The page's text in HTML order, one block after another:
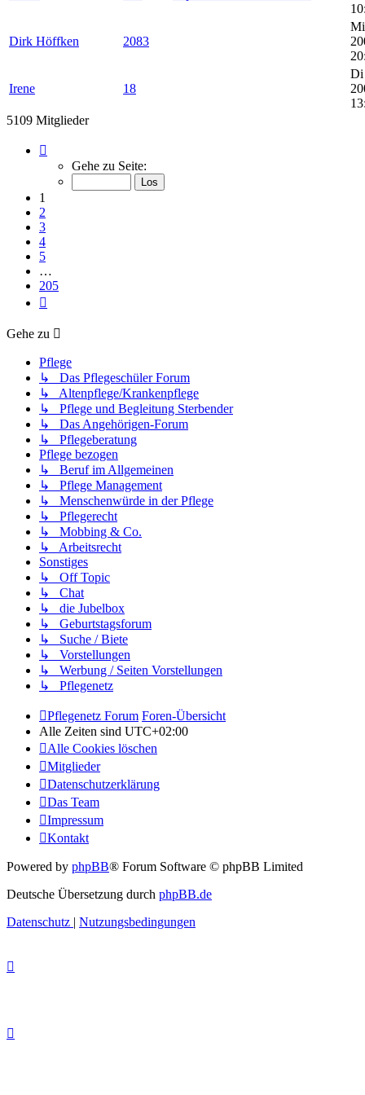
Dirk Höffken 2083
Irene 18
Di
5109 Mitglieder
von
Gehe zu Seite:
1
2
3
4
5
…
205
Gehe zu
Pflege
↳ Das Pflegeschüler Forum
↳ Altenpflege/Krankenpflege
↳ Pflege und Begleitung Sterbender
↳ Das Angehörigen-Forum
↳ Pflegeberatung
Pflege bezogen
↳ Beruf im Allgemeinen
↳ Pflege Management
↳ Menschenwürde in der Pflege
↳ Pflegerecht
↳ Mobbing & Co.
↳ Arbeitsrecht
Sonstiges
↳ Off Topic
↳ Chat
↳ die Jubelbox
↳ Geburtstagsforum
↳ Suche / Biete
↳ Vorstellungen
↳ Werbung / Seiten Vorstellungen
↳ Pflegenetz
Pflegenetz Forum Foren-Übersicht
Alle Zeiten sind UTC+02:00
Alle Cookies löschen
Mitglieder
Datenschutzerklärung
Das Team
Impressum
Kontakt
Powered by phpBB® Forum Software © phpBB Limited
Deutsche Übersetzung durch phpBB.de
Datenschutz | Nutzungsbedingungen